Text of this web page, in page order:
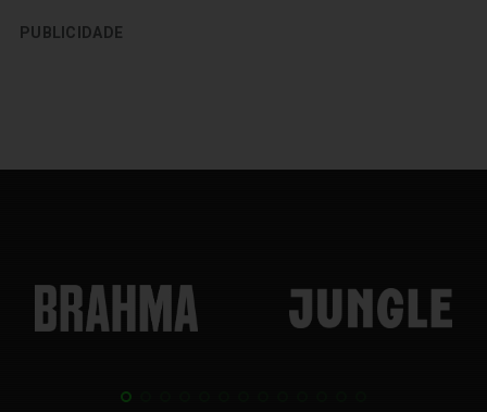
PUBLICIDADE